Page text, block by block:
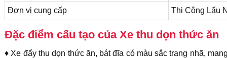
Đơn vị cung cấp Thi Công Lẩu
Đặc điểm cấu tạo của Xe thu dọn thức ăn
♦ Xe đẩy thu dọn thức ăn, bát đĩa có màu sắc trang nhã,